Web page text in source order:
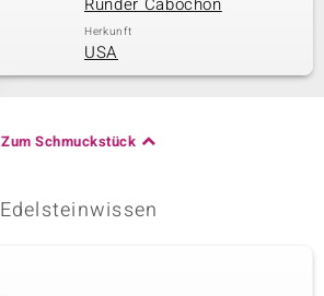
Herkunft
USA
Zum Schmuckstück
Edelsteinwissen